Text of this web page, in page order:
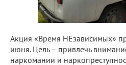
Акция «Время НЕзависимых»
июня. Цель – привлечь
наркомании и